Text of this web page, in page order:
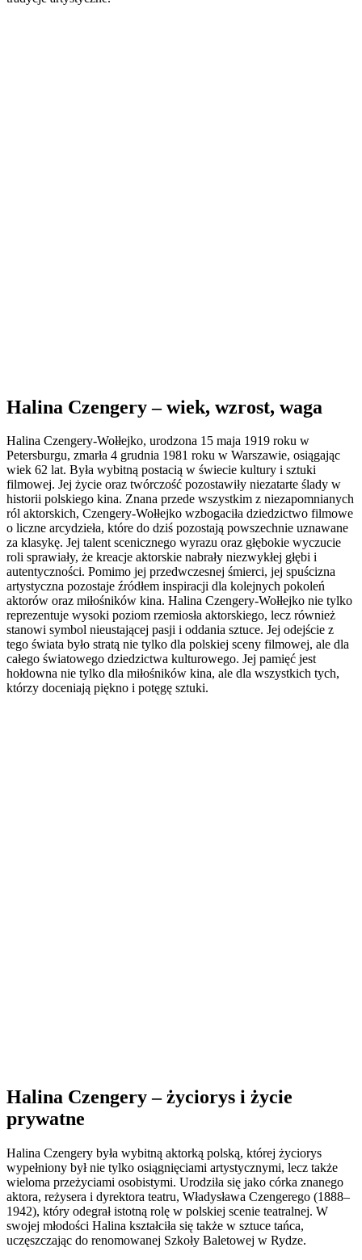
Halina Czengery – wiek, wzrost, waga
Halina Czengery-Wołłejko, urodzona 15 maja 1919 roku w
Petersburgu, zmarła 4 grudnia 1981 roku w Warszawie, osiągając
wiek 62 lat. Była wybitną postacią w świecie kultury i sztuki
filmowej. Jej życie oraz twórczość pozostawiły niezatarte ślady w
historii polskiego kina. Znana przede wszystkim z niezapomnianych
ról aktorskich, Czengery-Wołłejko wzbogaciła dziedzictwo filmowe
o liczne arcydzieła, które do dziś pozostają powszechnie uznawane
za klasykę. Jej talent scenicznego wyrazu oraz głębokie wyczucie
roli sprawiały, że kreacje aktorskie nabrały niezwykłej głębi i
autentyczności. Pomimo jej przedwczesnej śmierci, jej spuścizna
artystyczna pozostaje źródłem inspiracji dla kolejnych pokoleń
aktorów oraz miłośników kina. Halina Czengery-Wołłejko nie tylko
reprezentuje wysoki poziom rzemiosła aktorskiego, lecz również
stanowi symbol nieustającej pasji i oddania sztuce. Jej odejście z
tego świata było stratą nie tylko dla polskiej sceny filmowej, ale dla
całego światowego dziedzictwa kulturowego. Jej pamięć jest
hołdowna nie tylko dla miłośników kina, ale dla wszystkich tych,
którzy doceniają piękno i potęgę sztuki.
Halina Czengery – życiorys i życie
prywatne
Halina Czengery była wybitną aktorką polską, której życiorys
wypełniony był nie tylko osiągnięciami artystycznymi, lecz także
wieloma przeżyciami osobistymi. Urodziła się jako córka znanego
aktora, reżysera i dyrektora teatru, Władysława Czengerego (1888–
1942), który odegrał istotną rolę w polskiej scenie teatralnej. W
swojej młodości Halina kształciła się także w sztuce tańca,
uczęszczając do renomowanej Szkoły Baletowej w Rydze.